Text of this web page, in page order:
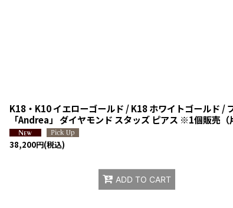
K18・K10 イエローゴールド / K18 ホワイトゴールド /
「Andrea」 ダイヤモンド スタッズ ピアス ※1個販売（
38,200円(税込)
ADD TO CART